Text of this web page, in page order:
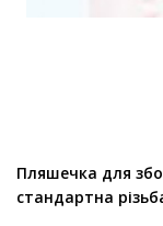
Пляшечка для
стандартна